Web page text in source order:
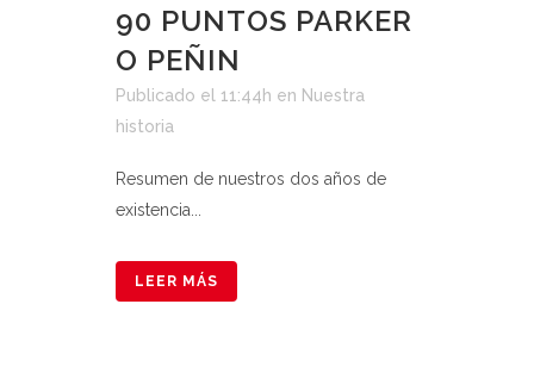
90 PUNTOS PARKER
O PEÑIN
Publicado el 11:44h en Nuestra
historia
Resumen de nuestros dos años de
existencia...
LEER MÁS